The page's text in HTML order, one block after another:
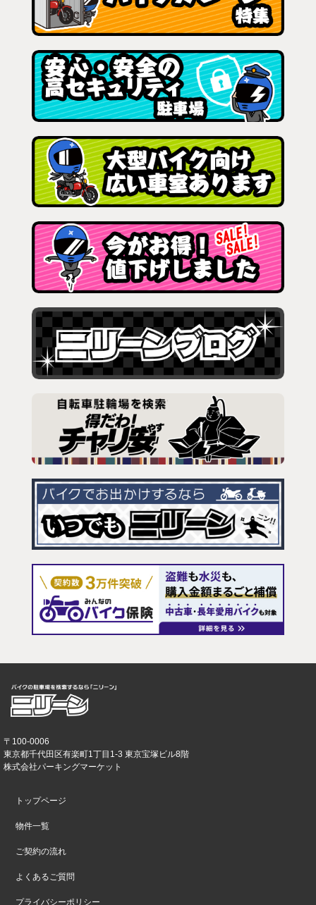
〒100-0006
東京都千代田区有楽町1丁目1-3 東京宝塚ビル8階
株式会社パーキングマーケット
トップページ
物件一覧
ご契約の流れ
よくあるご質問
プライバシーポリシー